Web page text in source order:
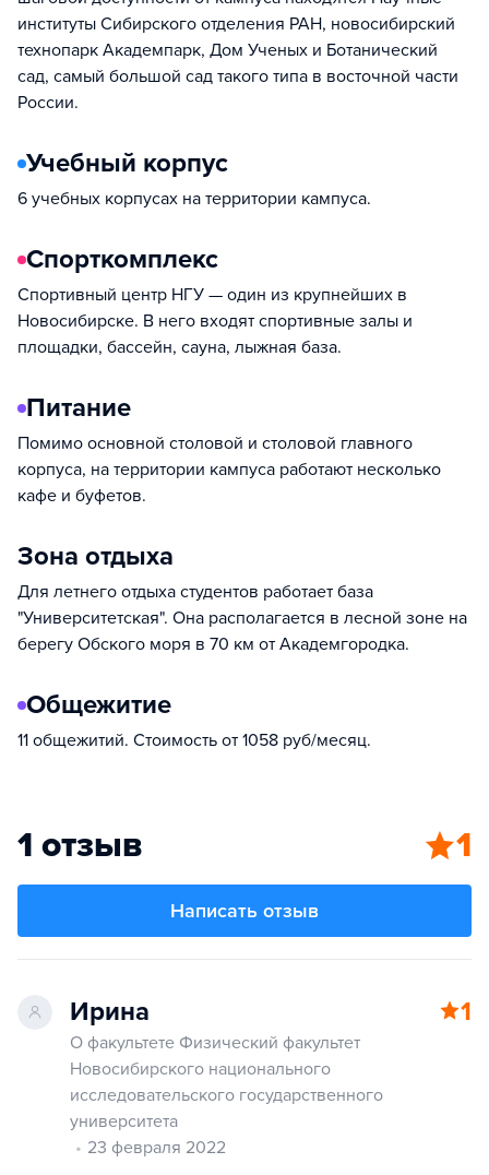
институты Сибирского отделения РАН, новосибирский
технопарк Академпарк, Дом Ученых и Ботанический
сад, самый большой сад такого типа в восточной части
России.
Учебный корпус
6 учебных корпусах на территории кампуса.
Спорткомплекс
Спортивный центр НГУ — один из крупнейших в
Новосибирске. В него входят спортивные залы и
площадки, бассейн, сауна, лыжная база.
Питание
Помимо основной столовой и столовой главного
корпуса, на территории кампуса работают несколько
кафе и буфетов.
Зона отдыха
Для летнего отдыха студентов работает база
"Университетская". Она располагается в лесной зоне на
берегу Обского моря в 70 км от Академгородка.
Общежитие
11 общежитий. Стоимость от 1058 руб/месяц.
1 отзыв 1
Написать отзыв
Ирина 1
О факультете Физический факультет
Новосибирского национального
исследовательского государственного
университета
23 февраля 2022